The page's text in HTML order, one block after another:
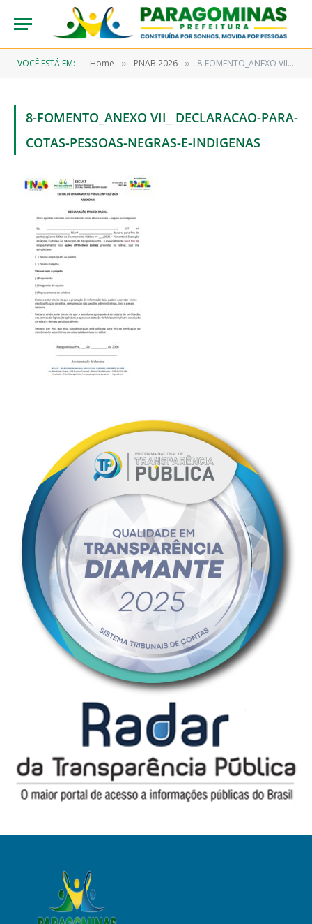
VOCÊ ESTÁ EM: Home » PNAB 2026 » 8-FOMENTO_ANEXO VII_ declaracao-para-cotas-pessoas-negras-e-indigenas
8-FOMENTO_ANEXO VII_ DECLARACAO-PARA-
COTAS-PESSOAS-NEGRAS-E-INDIGENAS